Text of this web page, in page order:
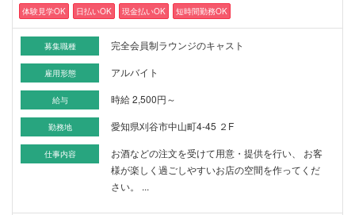
体験見学OK 日払いOK 現金払いOK 短時間勤務OK
募集職種 完全会員制ラウンジのキャスト
雇用形態 アルバイト
給与 時給 2,500円～
勤務地 愛知県刈谷市中山町4-45 ２F
仕事内容
お酒などの注文を受けて用意・提供を行い、 お客
様が楽しく過ごしやすいお店の空間を作ってくだ
さい。 ...